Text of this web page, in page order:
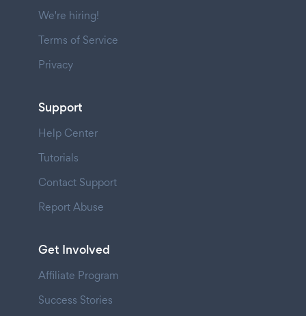
We're hiring!
Terms of Service
Privacy
Support
Help Center
Tutorials
Contact Support
Report Abuse
Get Involved
Affiliate Program
Success Stories